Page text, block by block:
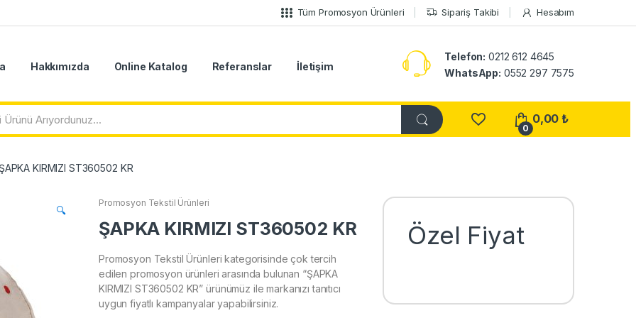
Tüm Promosyon Ürünleri Sipariş Takibi Hesabım
Hakkımızda Online Katalog Referanslar İletişim
Telefon: 0212 612 4645
WhatsApp: 0552 297 7575
0
0,00₺
ŞAPKA KIRMIZI ST360502 KR
🔍
Promosyon Tekstil Ürünleri
ŞAPKA KIRMIZI ST360502 KR
Promosyon Tekstil Ürünleri kategorisinde çok tercih
edilen promosyon ürünleri arasında bulunan “ŞAPKA
KIRMIZI ST360502 KR” ürünümüz ile markanızı tanıtıcı
uygun fiyatlı kampanyalar yapabilirsiniz.
Özel Fiyat